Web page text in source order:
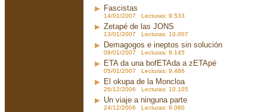
Fascistas
14/01/2007 Lecturas: 9.533
Zetapé de las JONS
13/01/2007 Lecturas: 10.007
Demagogos e ineptos sin solución
09/01/2007 Lecturas: 9.145
ETA da una bofETAda a zETApé
05/01/2007 Lecturas: 9.486
El okupa de la Moncloa
26/12/2006 Lecturas: 10.105
Un viaje a ninguna parte
24/12/2006 Lecturas: 9.080